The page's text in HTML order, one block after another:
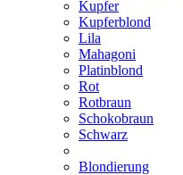
Kupfer
Kupferblond
Lila
Mahagoni
Platinblond
Rot
Rotbraun
Schokobraun
Schwarz
Blondierung